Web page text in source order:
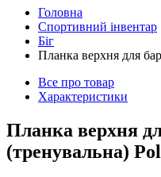
Головна
Спортивний інвентар
Біг
Планка верхня для
Все про товар
Характеристики
Планка верхня
(тренувальна)